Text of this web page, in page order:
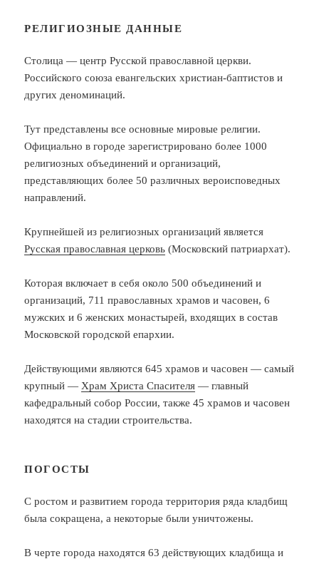
РЕЛИГИОЗНЫЕ ДАННЫЕ
Столица — центр Русской православной церкви.
Российского союза евангельских христиан-баптистов и
других деноминаций.
Тут представлены все основные мировые религии.
Официально в городе зарегистрировано более 1000
религиозных объединений и организаций,
представляющих более 50 различных вероисповедных
направлений.
Крупнейшей из религиозных организаций является
Русская православная церковь (Московский патриархат).
Которая включает в себя около 500 объединений и
организаций, 711 православных храмов и часовен, 6
мужских и 6 женских монастырей, входящих в состав
Московской городской епархии.
Действующими являются 645 храмов и часовен — самый
крупный — Храм Христа Спасителя — главный
кафедральный собор России, также 45 храмов и часовен
находятся на стадии строительства.
ПОГОСТЫ
С ростом и развитием города территория ряда кладбищ
была сокращена, а некоторые были уничтожены.
В черте города находятся 63 действующих кладбища и